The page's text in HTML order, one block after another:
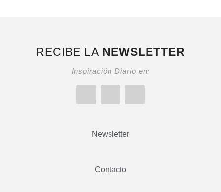
RECIBE LA NEWSLETTER
Inspiración Diario en:
Newsletter
Contacto